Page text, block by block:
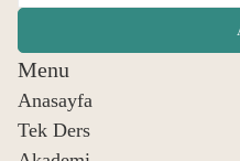
Menu
Anasayfa
Tek Ders